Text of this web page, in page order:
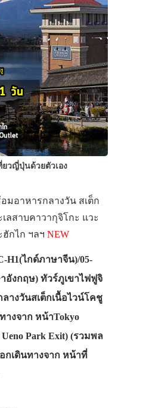
ยวญี่ปุ่นด้วยตัวเอง
มอาหารกลางวัน สเต็ก
ลสาบคาวากุจิโกะ แวะ
กไก ฯลฯ NEW
H1(ไกด์ภาษาจีน)/05-
อังกฤษ) ทัวร์ภูเขาไฟฟูจิ
างวันสเต็กเนื้อไวน์โคชู
งจาก หน้าTokyo
Park Exit) (รวมพล
กเดินทางจาก หน้าที่
ประเทศญี่ปุ่น
เที่ยวญี่ปุ่นด้ว
เอง
รถบัส
เดินทาง
ทัวร์
ที่พัก
สาระน่ารู้
VIDEO
ภาพประทับใจ